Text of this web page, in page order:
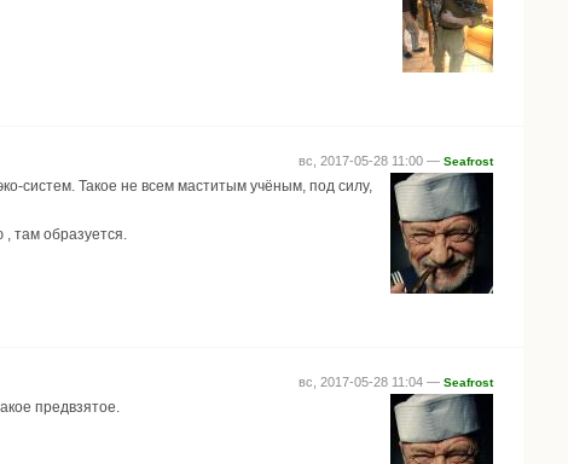
вс, 2017-05-28 11:00 — Seafrost
систем. Такое не всем маститым учёным, под силу,
, там образуется.
вс, 2017-05-28 11:04 — Seafrost
предвзятое.